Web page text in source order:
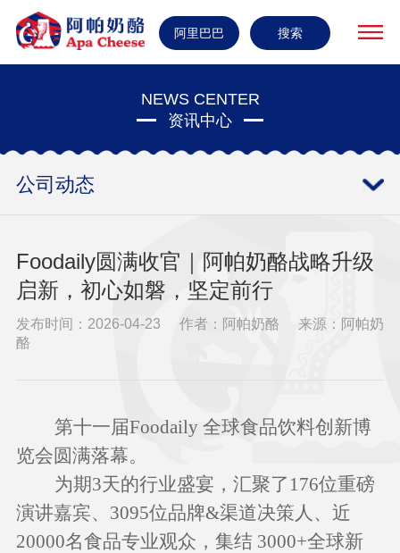
阿里巴巴 搜索
NEWS CENTER
资讯中心
公司动态
Foodaily圆满收官｜阿帕奶酪战略升级
启新，初心如磐，坚定前行
发布时间：2026-04-23 作者：阿帕奶酪
来源：阿帕奶
酪
第十一届Foodaily 全球食品饮料创新博
览会圆满落幕。
为期3天的行业盛宴，汇聚了176位重磅
演讲嘉宾、3095位品牌&渠道决策人、近
20000名食品专业观众，集结 3000+全球新